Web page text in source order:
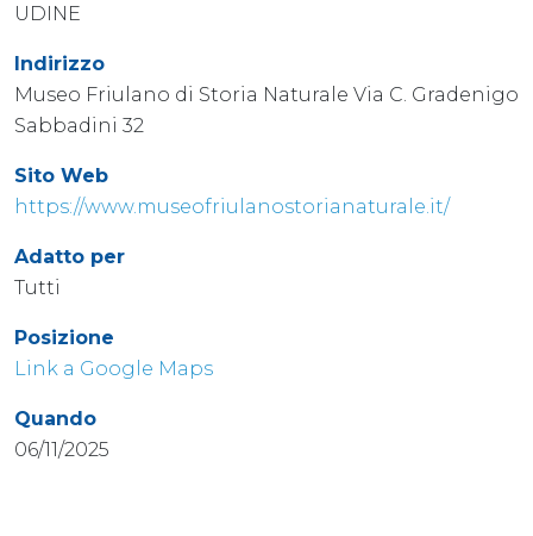
UDINE
Indirizzo
Museo Friulano di Storia Naturale Via C. Gradenigo
Sabbadini 32
Sito Web
https://www.museofriulanostorianaturale.it/
Adatto per
Tutti
Posizione
Link a Google Maps
Quando
06/11/2025